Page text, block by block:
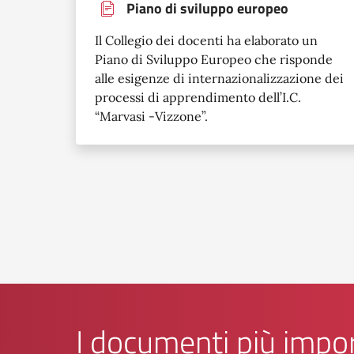
Piano di sviluppo europeo
Il Collegio dei docenti ha elaborato un
Piano di Sviluppo Europeo che risponde
alle esigenze di internazionalizzazione dei
processi di apprendimento dell’I.C.
“Marvasi -Vizzone”.
I documenti più